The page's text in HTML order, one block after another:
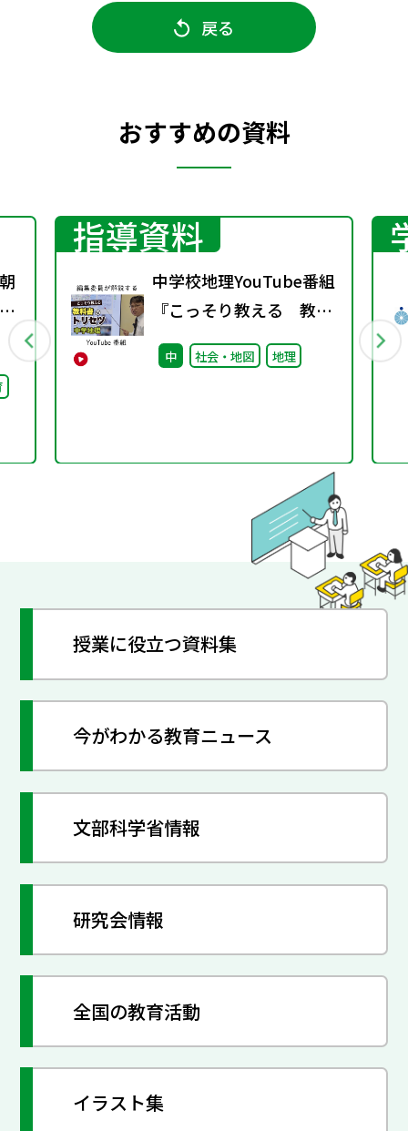
戻る
おすすめの資料
指導資料
中学校地理YouTube番組
『こっそり教える 教科
書のトリセツ』好評配信
中！
中 社会・地図 地理
授業に役立つ資料集
今がわかる教育ニュース
文部科学省情報
研究会情報
全国の教育活動
イラスト集